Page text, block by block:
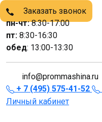
Заказать звонок
пн-чт:8:30-17:00
пт: 8:30-16:30
обед: 13:00-13:30
info@prommashina.ru
+ 7 (495) 575-41-52
Личный кабинет